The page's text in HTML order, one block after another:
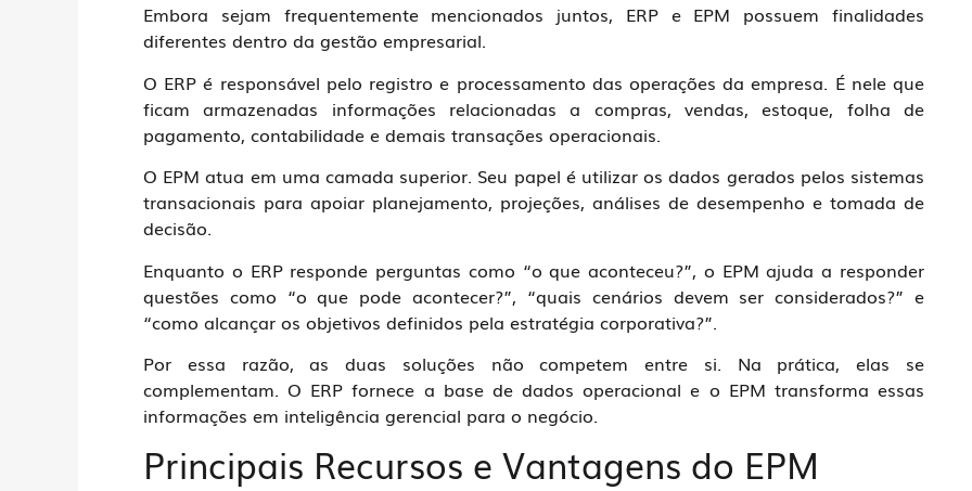
Embora sejam frequentemente mencionados juntos, ERP e EPM possuem finalidades
diferentes dentro da gestão empresarial.
O ERP é responsável pelo registro e processamento das operações da empresa. É nele que
ficam armazenadas informações relacionadas a compras, vendas, estoque, folha de
pagamento, contabilidade e demais transações operacionais.
O EPM atua em uma camada superior. Seu papel é utilizar os dados gerados pelos sistemas
transacionais para apoiar planejamento, projeções, análises de desempenho e tomada de
decisão.
Enquanto o ERP responde perguntas como “o que aconteceu?”, o EPM ajuda a responder
questões como “o que pode acontecer?”, “quais cenários devem ser considerados?” e
“como alcançar os objetivos definidos pela estratégia corporativa?”.
Por essa razão, as duas soluções não competem entre si. Na prática, elas se
complementam. O ERP fornece a base de dados operacional e o EPM transforma essas
informações em inteligência gerencial para o negócio.
Principais Recursos e Vantagens do EPM